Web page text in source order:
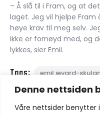
Denne nettsiden
Våre nettsider benytter
– Å slå til i Fram, og at
laget. Jeg vil hjelpe
høye krav til meg selv.
ikke er fornøyd med, og
lykkes, sier Emil.
Tags: emil jevard-
norsk tipping ligaen